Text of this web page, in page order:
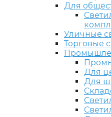
Для
Уличные
Торговые
Для
Для